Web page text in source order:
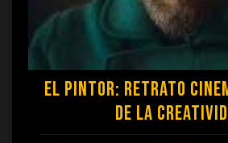
El Pintor: Retrato
de la